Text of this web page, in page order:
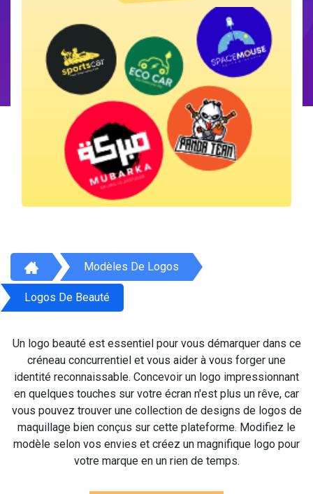
Modèles De Logos
Logos De Beauté
Un logo beauté est essentiel pour vous démarquer dans ce
créneau concurrentiel et vous aider à vous forger une
identité reconnaissable. Concevoir un logo impressionnant
en quelques touches sur votre écran n'est plus un rêve, car
vous pouvez trouver une collection de designs de logos de
maquillage bien conçus sur cette plateforme. Modifiez le
modèle selon vos envies et créez un magnifique logo pour
votre marque en un rien de temps.